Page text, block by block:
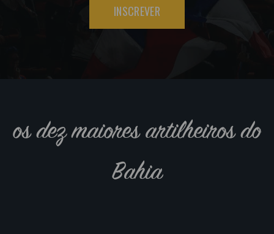
INSCREVER
os dez maiores artilheiros do
Bahia